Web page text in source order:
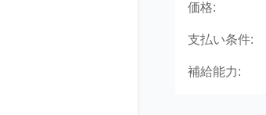
価格:
支払い条件:
補給能力: